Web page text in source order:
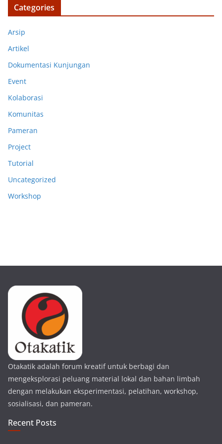
Categories
Arsip
Artikel
Dokumentasi Kunjungan
Event
Kolaborasi
Komunitas
Pameran
Project
Tutorial
Uncategorized
Workshop
Otakatik adalah forum kreatif untuk berbagi dan
mengeksplorasi peluang material lokal dan bahan limbah
dengan melakukan eksperimentasi, pelatihan, workshop,
sosialisasi, dan pameran.
Recent Posts